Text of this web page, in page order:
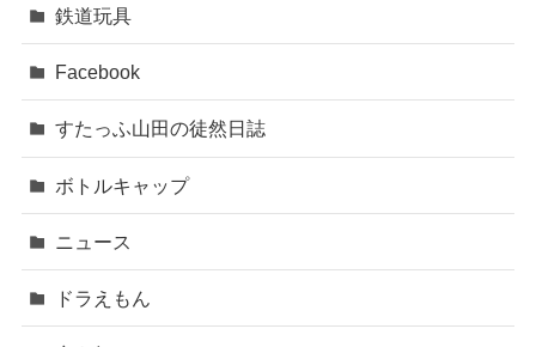
鉄道玩具
Facebook
すたっふ山田の徒然日誌
ボトルキャップ
ニュース
ドラえもん